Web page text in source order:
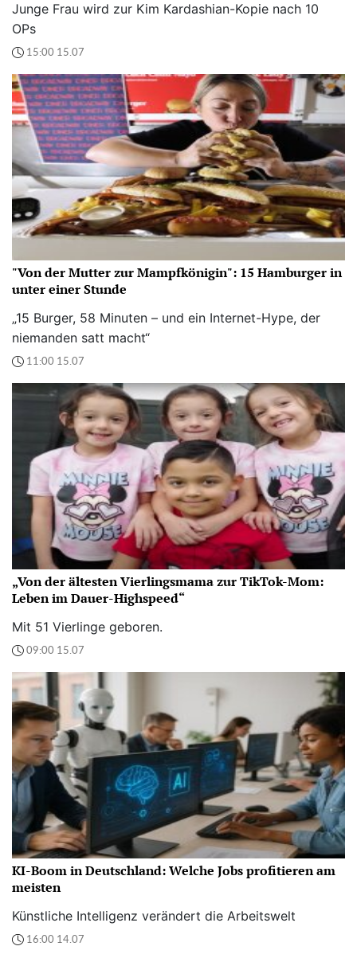
Junge Frau wird zur Kim Kardashian-Kopie nach 10
OPs
15:00 15.07
"Von der Mutter zur Mampfkönigin": 15 Hamburger in
unter einer Stunde
„15 Burger, 58 Minuten – und ein Internet-Hype, der
niemanden satt macht“
11:00 15.07
„Von der ältesten Vierlingsmama zur TikTok-Mom:
Leben im Dauer-Highspeed“
Mit 51 Vierlinge geboren.
09:00 15.07
KI-Boom in Deutschland: Welche Jobs profitieren am
meisten
Künstliche Intelligenz verändert die Arbeitswelt
16:00 14.07